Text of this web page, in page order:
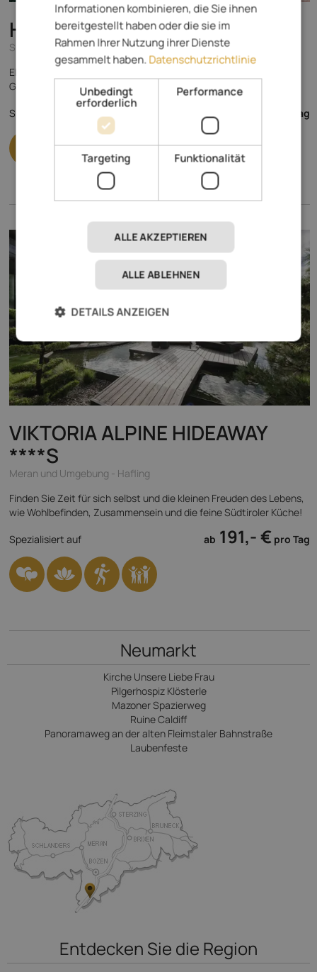
Hotel Vilpianerhof****
Südtirols Süden - Terlan
Elegantes Ambiente, herzliche Gastfreundschaft und großer
Garten mit Badeteich
Spezialisiert auf
ab140,- € pro Tag
VIKTORIA ALPINE HIDEAWAY
****S
Meran und Umgebung - Hafling
Finden Sie Zeit für sich selbst und die kleinen Freuden des Lebens,
wie Wohlbefinden, Zusammensein und die feine Südtiroler Küche!
Spezialisiert auf
ab 191,- € pro Tag
Neumarkt
Kirche Unsere Liebe Frau
Pilgerhospiz Klösterle
Mazoner Spazierweg
Ruine Caldiff
Panoramaweg an der alten Fleimstaler Bahnstraße
Laubenfeste
Entdecken Sie die Region
Informationen kombinieren, die Sie ihnen
bereitgestellt haben oder die sie im
Rahmen Ihrer Nutzung ihrer Dienste
gesammelt haben.Datenschutzrichtlinie
Unbedingt
erforderlich
Performance
Targeting Funktionalität
ALLE AKZEPTIEREN
ALLE ABLEHNEN
DETAILS ANZEIGEN